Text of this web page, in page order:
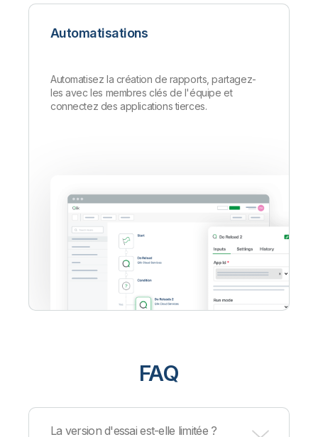
Automatisations
Automatisez la création de rapports, partagez-
les avec les membres clés de l'équipe et
connectez des applications tierces.
FAQ
La version d'essai est-elle limitée ?